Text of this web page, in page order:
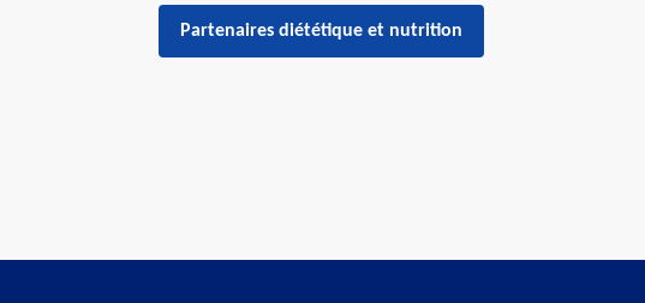
Partenaires diététique et nutrition